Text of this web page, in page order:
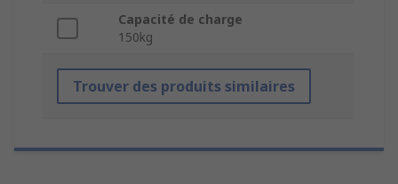
Capacité de charge
150kg
Trouver des produits similaires